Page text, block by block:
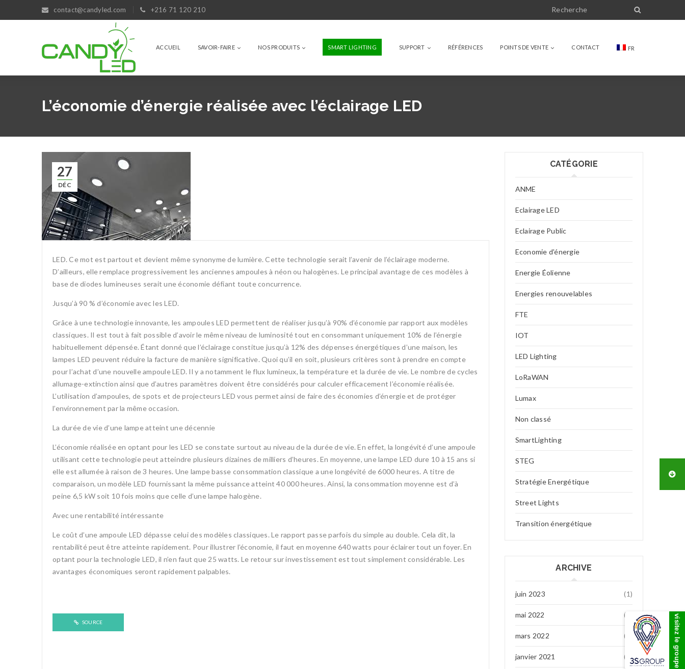
contact@candyled.com +216 71 120 210
ACCUEIL SAVOIR-FAIRE NOS PRODUITS SMART LIGHTING SUPPORT RÉFÉRENCES POINTS DE VENTE CONTACT FR
L’économie d’énergie réalisée avec l’éclairage LED
27
DÉC
LED. Ce mot est partout et devient même synonyme de lumière. Cette technologie serait l’avenir de l’éclairage moderne.
D’ailleurs, elle remplace progressivement les anciennes ampoules à néon ou halogènes. Le principal avantage de ces modèles à
base de diodes lumineuses serait une économie défiant toute concurrence.
Jusqu’à 90 % d’économie avec les LED.
Grâce à une technologie innovante, les ampoules LED permettent de réaliser jusqu’à 90% d’économie par rapport aux modèles
classiques. Il est tout à fait possible d’avoir le même niveau de luminosité tout en consommant uniquement 10% de l’énergie
habituellement dépensée. Étant donné que l’éclairage constitue jusqu’à 12% des dépenses énergétiques d’une maison, les
lampes LED peuvent réduire la facture de manière significative. Quoi qu’il en soit, plusieurs critères sont à prendre en compte
pour l’achat d’une nouvelle ampoule LED. Il y a notamment le flux lumineux, la température et la durée de vie. Le nombre de cycles
allumage-extinction ainsi que d’autres paramètres doivent être considérés pour calculer efficacement l’économie réalisée.
L’utilisation d’ampoules, de spots et de projecteurs LED vous permet ainsi de faire des économies d’énergie et de protéger
l’environnement par la même occasion.
La durée de vie d’une lampe atteint une décennie
L’économie réalisée en optant pour les LED se constate surtout au niveau de la durée de vie. En effet, la longévité d’une ampoule
utilisant cette technologie peut atteindre plusieurs dizaines de milliers d’heures. En moyenne, une lampe LED dure 10 à 15 ans si
elle est allumée à raison de 3 heures. Une lampe basse consommation classique a une longévité de 6000 heures. A titre de
comparaison, un modèle LED fournissant la même puissance atteint 40 000 heures. Ainsi, la consommation moyenne est d’à
peine 6,5 kW soit 10 fois moins que celle d’une lampe halogène.
Avec une rentabilité intéressante
Le coût d’une ampoule LED dépasse celui des modèles classiques. Le rapport passe parfois du simple au double. Cela dit, la
rentabilité peut être atteinte rapidement. Pour illustrer l’économie, il faut en moyenne 640 watts pour éclairer tout un foyer. En
optant pour la technologie LED, il n’en faut que 25 watts. Le retour sur investissement est tout simplement considérable. Les
avantages économiques seront rapidement palpables.
SOURCE
CATÉGORIE
ANME
Eclairage LED
Eclairage Public
Economie d'énergie
Energie Éolienne
Energies renouvelables
FTE
IOT
LED Lighting
LoRaWAN
Lumax
Non classé
SmartLighting
STEG
Stratégie Energétique
Street Lights
Transition énergétique
ARCHIVE
juin 2023 (1)
mai 2022 (7)
mars 2022 (1)
janvier 2021 (1) visitez le groupe